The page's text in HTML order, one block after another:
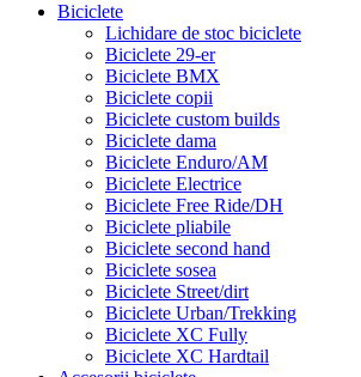
Biciclete
Lichidare de stoc biciclete
Biciclete 29-er
Biciclete BMX
Biciclete copii
Biciclete custom builds
Biciclete dama
Biciclete Enduro/AM
Biciclete Electrice
Biciclete Free Ride/DH
Biciclete pliabile
Biciclete second hand
Biciclete sosea
Biciclete Street/dirt
Biciclete Urban/Trekking
Biciclete XC Fully
Biciclete XC Hardtail